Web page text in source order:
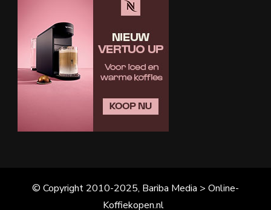
© Copyright 2010-2025, Bariba Media > Online-
Koffiekopen.nl